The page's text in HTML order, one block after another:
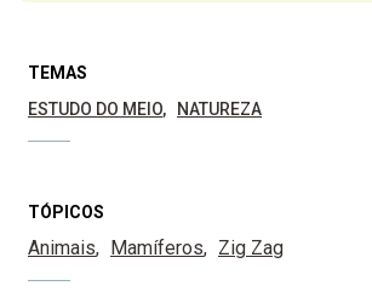
TEMAS
ESTUDO DO MEIO
NATUREZA
TÓPICOS
Animais Mamíferos Zig Zag